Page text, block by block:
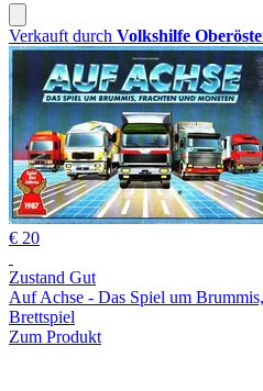
Verkauft durch Volkshilfe
€ 20
Zustand Gut
Auf Achse - Das Spiel um
Brettspiel
Zum Produkt